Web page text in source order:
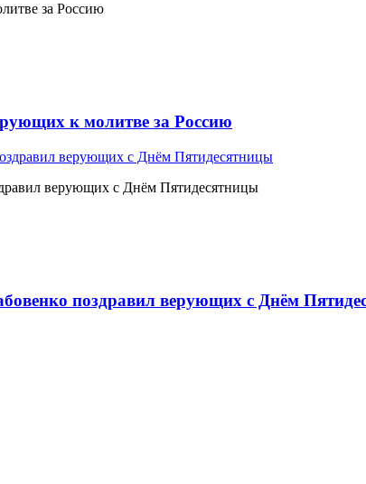
за Россию
к молитве за Россию
верующих с Днём Пятидесятницы
поздравил верующих с Днём